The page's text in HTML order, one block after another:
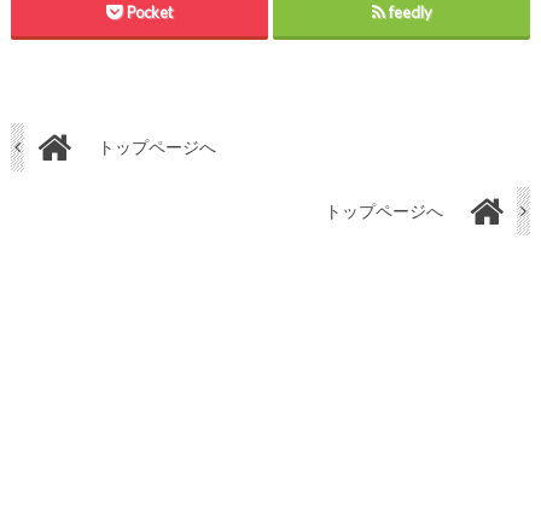
Pocket feedly
トップページへ
トップページへ